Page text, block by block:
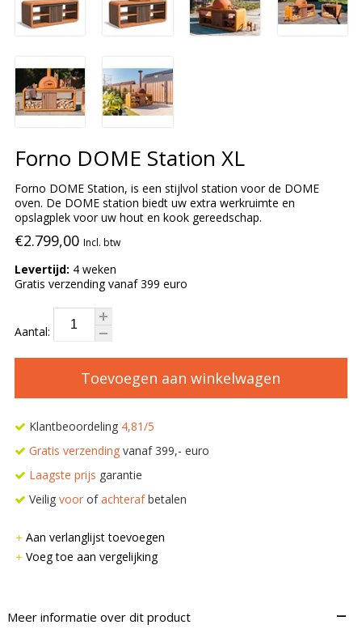
Forno DOME Station XL
Forno DOME Station, is een stijlvol station voor de DOME
oven. De DOME station biedt uw extra werkruimte en
opslagplek voor uw hout en kook gereedschap.
€2.799,00 Incl. btw
Levertijd: 4 weken
Gratis verzending vanaf 399 euro
Aantal:
Toevoegen aan winkelwagen
Klantbeoordeling 4,81/5
Gratis verzendingvanaf 399,- euro
Laagste prijs garantie
Veilig voorofachterafbetalen
Aan verlanglijst toevoegen
Voeg toe aan vergelijking
Meer informatie over dit product –